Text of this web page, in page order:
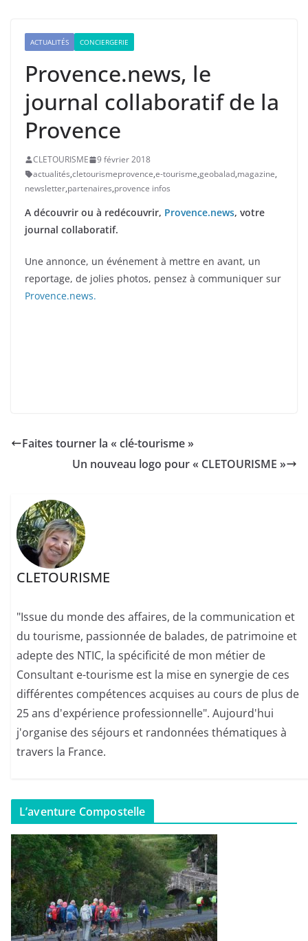
ACTUALITÉS CONCIERGERIE
Provence.news, le
journal collaboratif de la
Provence
CLETOURISME
9 février 2018
actualités,cletourismeprovence,e-tourisme,geobalad,magazine,
newsletter,partenaires,provence infos
A découvrir ou à redécouvrir, Provence.news, votre
journal collaboratif.
Une annonce, un événement à mettre en avant, un
reportage, de jolies photos, pensez à communiquer sur
Provence.news.
Faites tourner la « clé-tourisme »
Un nouveau logo pour « CLETOURISME »
CLETOURISME
"Issue du monde des affaires, de la communication et
du tourisme, passionnée de balades, de patrimoine et
adepte des NTIC, la spécificité de mon métier de
Consultant e-tourisme est la mise en synergie de ces
différentes compétences acquises au cours de plus de
25 ans d'expérience professionnelle". Aujourd'hui
j'organise des séjours et randonnées thématiques à
travers la France.
L’aventure Compostelle